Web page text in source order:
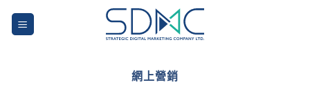
網上營銷